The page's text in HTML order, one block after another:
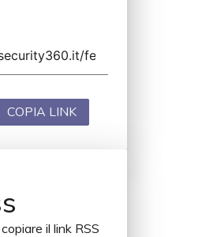
COPIA LINK
il link RSS